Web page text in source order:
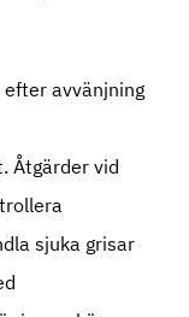
avvänjning
Åtgärder vid
sjuka grisar